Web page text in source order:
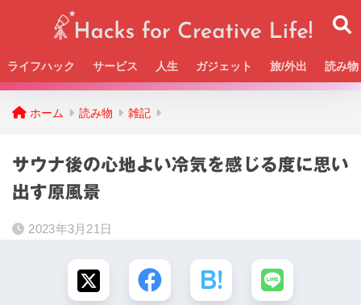
ライフハック サービス 人生 ガジェット 旅/外出 読み物
Beckの活動＆SNSまとめはこちら
ホーム 読み物 雑記
サウナ後の心地よい冷気を感じる度に思い
出す原風景
2023年3月21日